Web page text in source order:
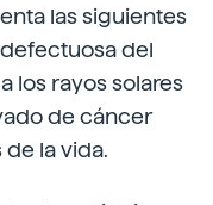
las siguientes
del
los rayos solares
de cáncer
la vida.